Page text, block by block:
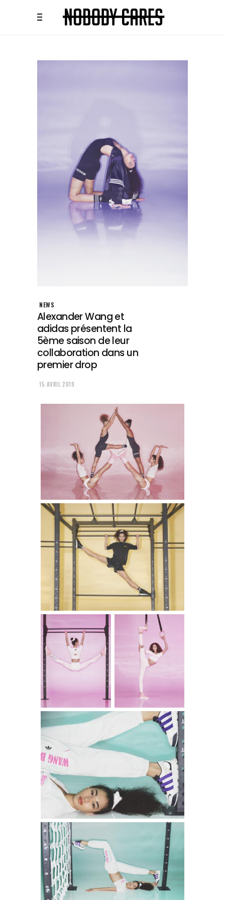
NEWS
Alexander Wang et
adidas présentent la
5ème saison de leur
collaboration dans un
premier drop
15 AVRIL 2019